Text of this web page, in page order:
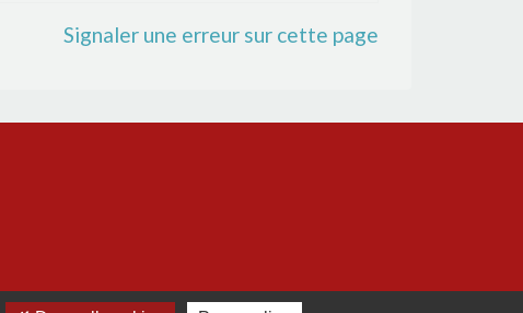
Signaler une erreur sur cette page